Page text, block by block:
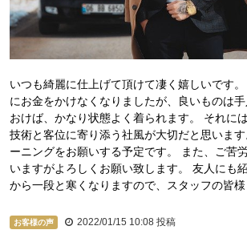
いつも綺麗に仕上げて頂けて凄く嬉しいです
にお金をかけなくなりましたが、良いものは
おけば、かなり状態よく着られます。 それに
技術と客位に寄り添う社風が大切だと思いま
ーニングをお願いする予定です。 また、ご苦
いますがよろしくお願い致します。 友人にも
から一段と寒くなりますので、スタッフの皆様
お客様の声 2022/01/15 10:08 投稿